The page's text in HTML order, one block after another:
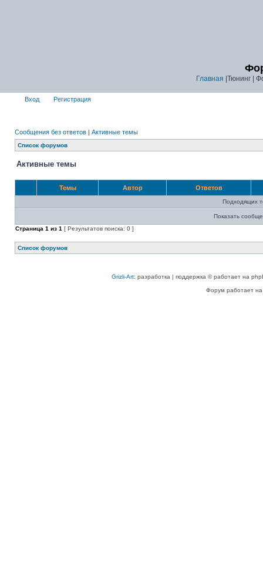
Главная |Тюнинг |
Вход Регистрация
Сообщения без ответов | Активные темы
Список форумов
Активные темы
Темы Автор Ответов
Подходящих
Показать
Страница 1 из 1 [ Результатов поиска: 0 ]
Список форумов
Grizli-Art: разработка | поддержка © работает на
Форум работает